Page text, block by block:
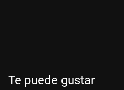
Te puede gustar